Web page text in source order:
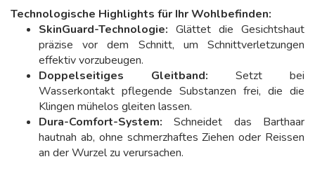
Technologische Highlights für Ihr Wohlbefinden:
SkinGuard-Technologie: Glättet die Gesichtshaut
präzise vor dem Schnitt, um Schnittverletzungen
effektiv vorzubeugen.
Doppelseitiges Gleitband: Setzt bei
Wasserkontakt pflegende Substanzen frei, die die
Klingen mühelos gleiten lassen.
Dura-Comfort-System: Schneidet das Barthaar
hautnah ab, ohne schmerzhaftes Ziehen oder Reissen
an der Wurzel zu verursachen.